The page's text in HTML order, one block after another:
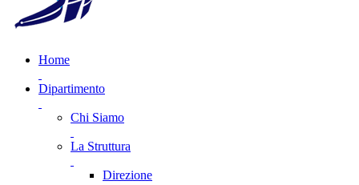
Home
Dipartimento
Chi Siamo
La Struttura
Direzione